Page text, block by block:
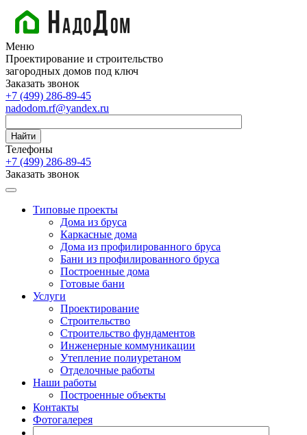
Меню
Проектирование и строительство
загородных домов под ключ
Заказать звонок
+7 (499) 286-89-45
nadodom.rf@yandex.ru
Найти
Телефоны
+7 (499) 286-89-45
Заказать звонок
Типовые проекты
Дома из бруса
Каркасные дома
Дома из профилированного бруса
Бани из профилированного бруса
Построенные дома
Готовые бани
Услуги
Проектирование
Строительство
Строительство фундаментов
Инженерные коммуникации
Утепление полиуретаном
Отделочные работы
Наши работы
Построенные объекты
Контакты
Фотогалерея